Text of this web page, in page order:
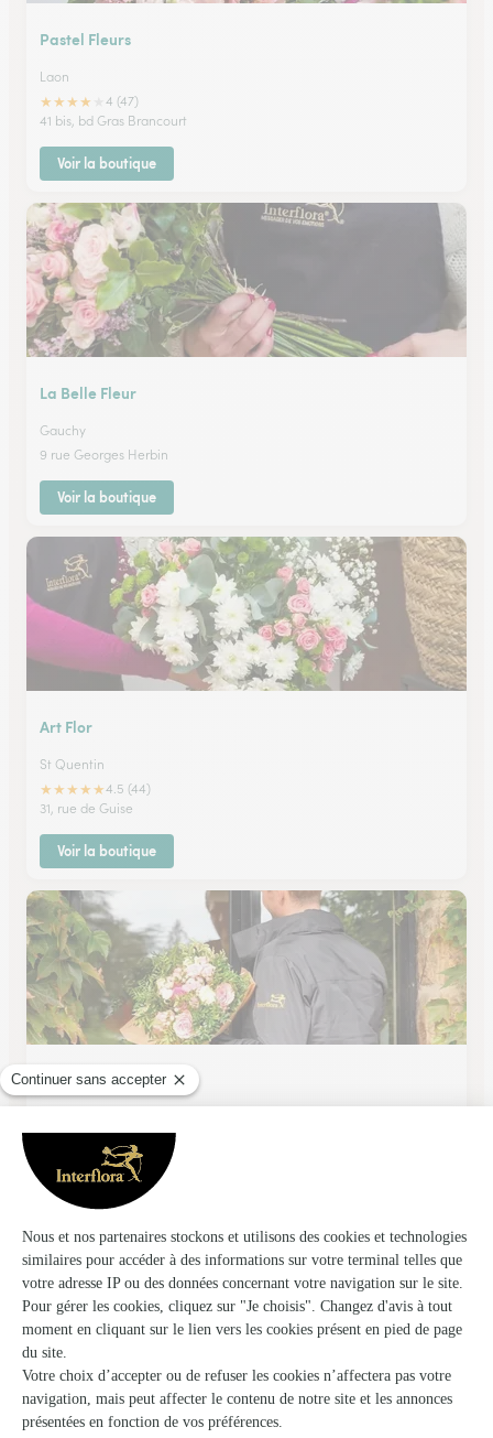
Pastel Fleurs
Laon
★★★★
4 (47)
41 bis, bd Gras Brancourt
Voir la boutique
La Belle Fleur
Gauchy
9 rue Georges Herbin
Voir la boutique
Art Flor
St Quentin
★★★★★4.5 (44)
31, rue de Guise
Voir la boutique
Atelier des Fleurs
★4.6 (75)
104 rue d'Isle
Voir la boutique
La Violette de Parme